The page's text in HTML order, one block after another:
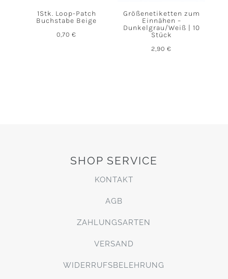
1Stk. Loop-Patch
Buchstabe Beige
0,70€
Größenetiketten zum
Einnähen –
Dunkelgrau/Weiß | 10
Stück
2,90€
SHOP SERVICE
KONTAKT
AGB
ZAHLUNGSARTEN
VERSAND
WIDERRUFSBELEHRUNG